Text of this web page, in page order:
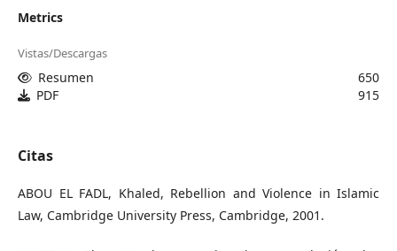
Metrics
Vistas/Descargas
Resumen
650
PDF
915
Citas
ABOU EL FADL, Khaled, Rebellion and Violence in Islamic
Law, Cambridge University Press, Cambridge, 2001.